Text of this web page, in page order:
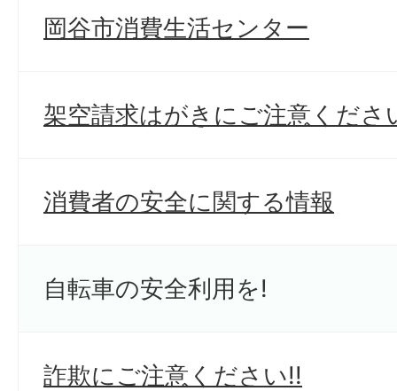
岡谷市消費生活センター
架空請求はがきにご注意くださ
消費者の安全に関する情報
自転車の安全利用を!
詐欺にご注意ください!!